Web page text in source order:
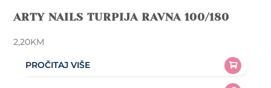
ARTY NAILS TURPIJA RAVNA 100/180
2,20KM
PROČITAJ VIŠE